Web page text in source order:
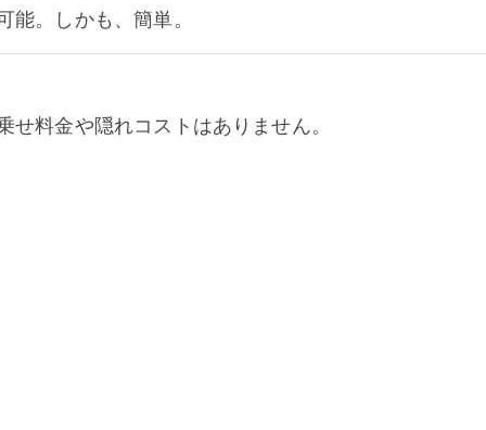
能。しかも、簡単。
せ料金や隠れコストはありません。